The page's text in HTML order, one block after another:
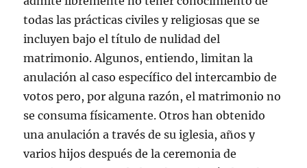
todas las prácticas civiles y religiosas que se
incluyen bajo el título de nulidad del
matrimonio. Algunos, entiendo, limitan la
anulación al caso específico del intercambio de
votos pero, por alguna razón, el matrimonio no
se consuma físicamente. Otros han obtenido
una anulación a través de su iglesia, años y
varios hijos después de la ceremonia de